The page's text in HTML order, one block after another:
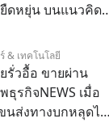
นแนวคิด
การเป็นเจ้าของ
สัญญาจะผ่อนต่อ
& เทคโนโลยี
รั่วอื้อ ขายผ่าน
รกิจNEWS เมื่อ
นส่งทางบกหลุดไป